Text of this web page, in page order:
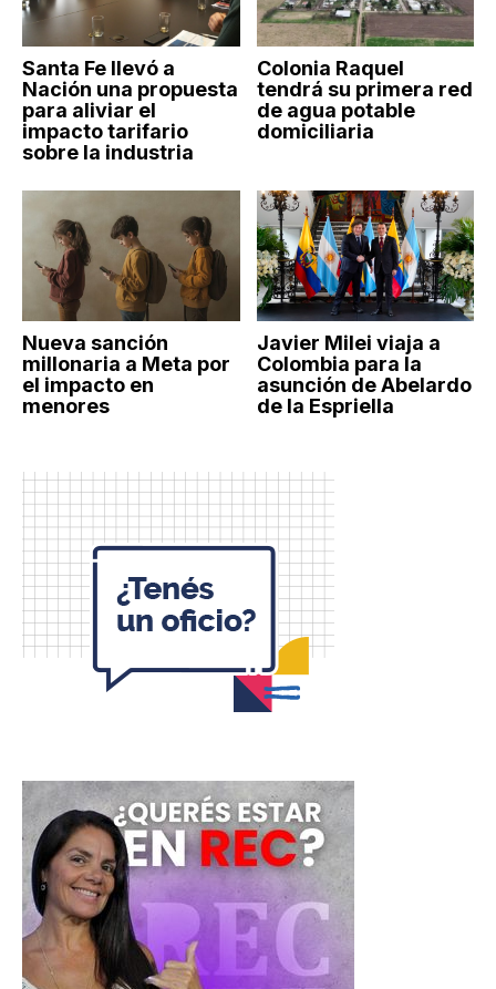
Santa Fe llevó a
Nación una propuesta
para aliviar el
impacto tarifario
sobre la industria
Colonia Raquel
tendrá su primera red
de agua potable
domiciliaria
Nueva sanción
millonaria a Meta por
el impacto en
menores
Javier Milei viaja a
Colombia para la
asunción de Abelardo
de la Espriella